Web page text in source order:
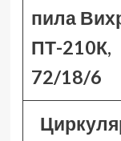
пила
ПТ-210К,
72/18/6